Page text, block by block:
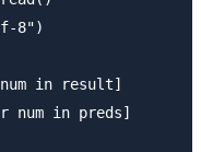
8")
in result]
num in preds]